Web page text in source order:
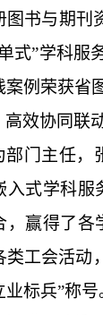
图书与期刊
式”学科服
案例荣获省
高效协同联
部门主任，
入式学科
，赢得了各
类工会活动
标兵”称号